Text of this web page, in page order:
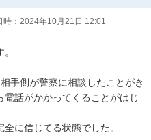
： 2024年10月21日 12:01
手側が警察に相談したことがき
話がかかってくることがはじ
に信じてる状態でした。